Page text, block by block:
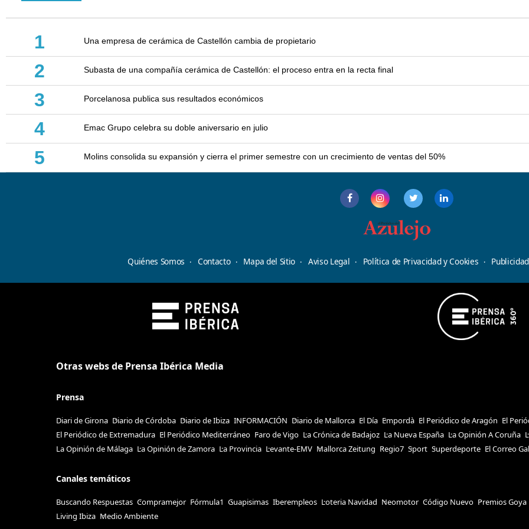
1 Una empresa de cerámica de Castellón cambia de propietario
2 Subasta de una compañía cerámica de Castellón: el proceso entra en la recta final
3 Porcelanosa publica sus resultados económicos
4 Emac Grupo celebra su doble aniversario en julio
5 Molins consolida su expansión y cierra el primer semestre con un crecimiento de ventas del 50%
Quiénes Somos Contacto Mapa del Sitio Aviso Legal Política de Privacidad y Cookies Publicidad
Otras webs de Prensa Ibérica Media
Prensa
Diari de Girona Diario de Córdoba Diario de Ibiza INFORMACIÓN Diario de Mallorca El Día Empordà El Periódico de Aragón El
El Periódico de Extremadura El Periódico Mediterráneo Faro de Vigo La Crónica de Badajoz La Nueva España La Opinión A Coruña
La Opinión de Málaga La Opinión de Zamora La Provincia Levante-EMV Mallorca Zeitung Regio7 Sport Superdeporte El Correo
Canales temáticos
Buscando Respuestas Compramejor Fórmula1 Guapisimas Iberempleos Loteria Navidad Neomotor Código Nuevo Premios Goya
Living Ibiza Medio Ambiente